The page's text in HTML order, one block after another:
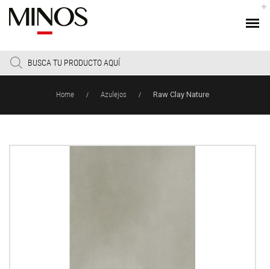
Products
search
Home / Azulejos / Raw Clay Nature